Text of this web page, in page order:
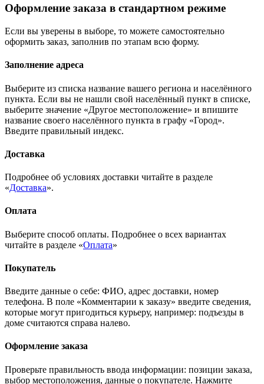
Оформление заказа в стандартном режиме
Если вы уверены в выборе, то можете самостоятельно
оформить заказ, заполнив по этапам всю форму.
Заполнение адреса
Выберите из списка название вашего региона и населённого
пункта. Если вы не нашли свой населённый пункт в списке,
выберите значение «Другое местоположение» и впишите
название своего населённого пункта в графу «Город».
Введите правильный индекс.
Доставка
Подробнее об условиях доставки читайте в разделе
«Доставка».
Оплата
Выберите способ оплаты. Подробнее о всех вариантах
читайте в разделе «Оплата»
Покупатель
Введите данные о себе: ФИО, адрес доставки, номер
телефона. В поле «Комментарии к заказу» введите сведения,
которые могут пригодиться курьеру, например: подъезды в
доме считаются справа налево.
Оформление заказа
Проверьте правильность ввода информации: позиции заказа,
выбор местоположения, данные о покупателе. Нажмите